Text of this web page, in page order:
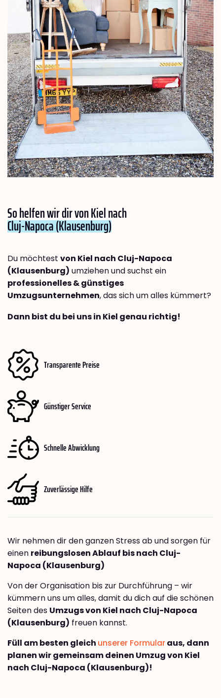
So helfen wir dir von Kiel nach
Cluj-Napoca (Klausenburg)
Du möchtest von Kiel nach Cluj-Napoca
(Klausenburg) umziehen und suchst ein
professionelles & günstiges
Umzugsunternehmen, das sich um alles kümmert?
Dann bist du bei uns in Kiel genau richtig!
Transparente Preise
Günstiger Service
Schnelle Abwicklung
Zuverlässige Hilfe
Wir nehmen dir den ganzen Stress ab und sorgen für
einen reibungslosen Ablauf bis nach Cluj-
Napoca (Klausenburg)
Von der Organisation bis zur Durchführung – wir
kümmern uns um alles, damit du dich auf die schönen
Seiten des Umzugs von Kiel nach Cluj-Napoca
(Klausenburg) freuen kannst.
Füll am besten gleich unserer Formularaus, dann
planen wir gemeinsam deinen Umzug von Kiel
nach Cluj-Napoca (Klausenburg)!